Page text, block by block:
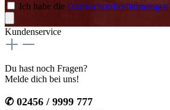
Ich habe die Datenschutzbestimmungen
Kundenservice
Du hast noch Fragen?
Melde dich bei uns!
✆ 02456 / 9999 777